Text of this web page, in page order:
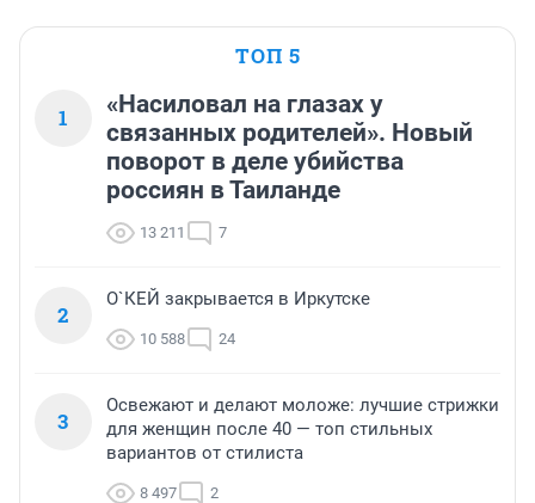
ТОП 5
1
«Насиловал на глазах у
связанных родителей». Новый
поворот в деле убийства
россиян в Таиланде
13 211 7
2
О`КЕЙ закрывается в Иркутске
10 588 24
3
Освежают и делают моложе: лучшие стрижки
для женщин после 40 — топ стильных
вариантов от стилиста
8 497 2